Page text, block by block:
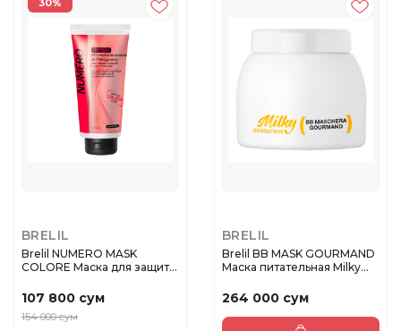
30%
BRELIL
Brelil NUMERO MASK
COLORE Маска для защиты
107 800 сум
154 000 сум
BRELIL
Brelil BB MASK GOURMAND
Маска питательная Milky
264 000 сум